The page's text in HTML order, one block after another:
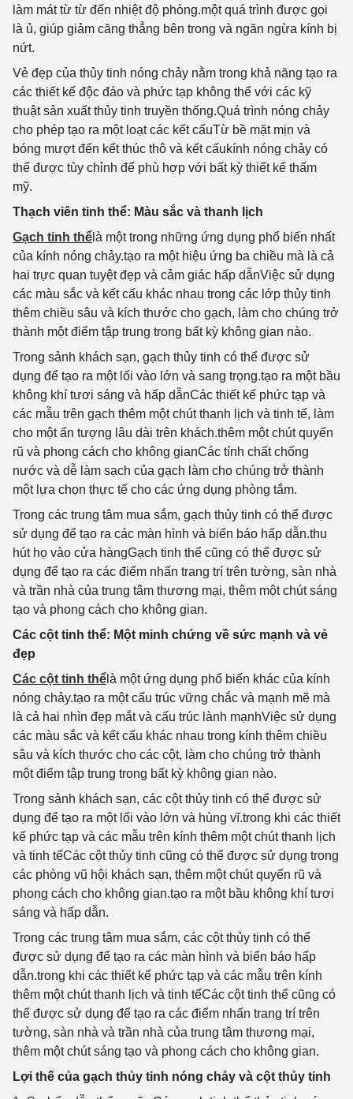
làm mát từ từ đến nhiệt độ phòng.một quá trình được gọi
là ủ, giúp giảm căng thẳng bên trong và ngăn ngừa kính bị
nứt.
Vẻ đẹp của thủy tinh nóng chảy nằm trong khả năng tạo ra
các thiết kế độc đáo và phức tạp không thể với các kỹ
thuật sản xuất thủy tinh truyền thống.Quá trình nóng chảy
cho phép tạo ra một loạt các kết cấuTừ bề mặt mịn và
bóng mượt đến kết thúc thô và kết cấukính nóng chảy có
thể được tùy chỉnh để phù hợp với bất kỳ thiết kế thẩm
mỹ.
Thạch viên tinh thể: Màu sắc và thanh lịch
Gạch tinh thể là một trong những ứng dụng phổ biến nhất
của kính nóng chảy.tạo ra một hiệu ứng ba chiều mà là cả
hai trực quan tuyệt đẹp và cảm giác hấp dẫnViệc sử dụng
các màu sắc và kết cấu khác nhau trong các lớp thủy tinh
thêm chiều sâu và kích thước cho gạch, làm cho chúng trở
thành một điểm tập trung trong bất kỳ không gian nào.
Trong sảnh khách sạn, gạch thủy tinh có thể được sử
dụng để tạo ra một lối vào lớn và sang trọng.tạo ra một bầu
không khí tươi sáng và hấp dẫnCác thiết kế phức tạp và
các mẫu trên gạch thêm một chút thanh lịch và tinh tế, làm
cho một ấn tượng lâu dài trên khách.thêm một chút quyến
rũ và phong cách cho không gianCác tính chất chống
nước và dễ làm sạch của gạch làm cho chúng trở thành
một lựa chọn thực tế cho các ứng dụng phòng tắm.
Trong các trung tâm mua sắm, gạch thủy tinh có thể được
sử dụng để tạo ra các màn hình và biển báo hấp dẫn.thu
hút họ vào cửa hàngGạch tinh thể cũng có thể được sử
dụng để tạo ra các điểm nhấn trang trí trên tường, sàn nhà
và trần nhà của trung tâm thương mại, thêm một chút sáng
tạo và phong cách cho không gian.
Các cột tinh thể: Một minh chứng về sức mạnh và vẻ
đẹp
Các cột tinh thể là một ứng dụng phổ biến khác của kính
nóng chảy.tạo ra một cấu trúc vững chắc và mạnh mẽ mà
là cả hai nhìn đẹp mắt và cấu trúc lành mạnhViệc sử dụng
các màu sắc và kết cấu khác nhau trong kính thêm chiều
sâu và kích thước cho các cột, làm cho chúng trở thành
một điểm tập trung trong bất kỳ không gian nào.
Trong sảnh khách sạn, các cột thủy tinh có thể được sử
dụng để tạo ra một lối vào lớn và hùng vĩ.trong khi các thiết
kế phức tạp và các mẫu trên kính thêm một chút thanh lịch
và tinh tếCác cột thủy tinh cũng có thể được sử dụng trong
các phòng vũ hội khách sạn, thêm một chút quyến rũ và
phong cách cho không gian.tạo ra một bầu không khí tươi
sáng và hấp dẫn.
Trong các trung tâm mua sắm, các cột thủy tinh có thể
được sử dụng để tạo ra các màn hình và biển báo hấp
dẫn.trong khi các thiết kế phức tạp và các mẫu trên kính
thêm một chút thanh lịch và tinh tếCác cột tinh thể cũng có
thể được sử dụng để tạo ra các điểm nhấn trang trí trên
tường, sàn nhà và trần nhà của trung tâm thương mại,
thêm một chút sáng tạo và phong cách cho không gian.
Lợi thế của gạch thủy tinh nóng chảy và cột thủy tinh